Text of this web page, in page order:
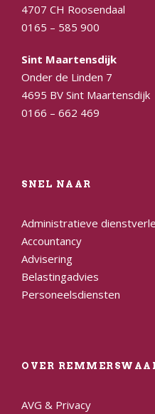
4707 CH Roosendaal
0165 – 585 900
Sint Maartensdijk
Onder de Linden 7
4695 BV Sint Maartensdijk
0166 – 662 469
SNEL NAAR
Administratieve
Accountancy
Advisering
Belastingadvies
Personeelsdiensten
OVER
AVG & Privacy